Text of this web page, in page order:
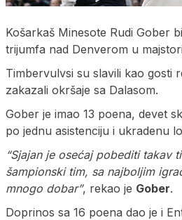
Košarkaš Minesote Rudi Gober
trijumfa nad Denverom u
Timbervulvsi su slavili kao gosti
zakazali okršaje sa Dalasom.
Gober je imao 13 poena, devet
po jednu asistenciju i ukradenu
“Sjajan je osećaj pobediti takav
šampionski tim, sa najboljim
mnogo dobar”, rekao je Gober.
Doprinos sa 16 poena dao je i